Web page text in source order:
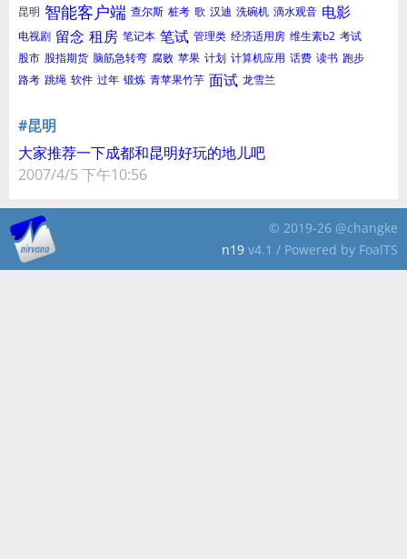
昆明 智能客户端 查尔斯 桩考 歌 汉迪 洗碗机 滴水观音 电影
电视剧 留念 租房 笔记本 笔试 管理类 经济适用房 维生素b2 考试
股市 股指期货 脑筋急转弯 腐败 苹果 计划 计算机应用 话费 读书 跑步
路考 跳绳 软件 过年 锻炼 青苹果竹芋 面试 龙雪兰
#昆明
大家推荐一下成都和昆明好玩的地儿吧
2007/4/5 下午10:56
© 2019-26 @changke
n19 v4.1 / Powered by FoalTS